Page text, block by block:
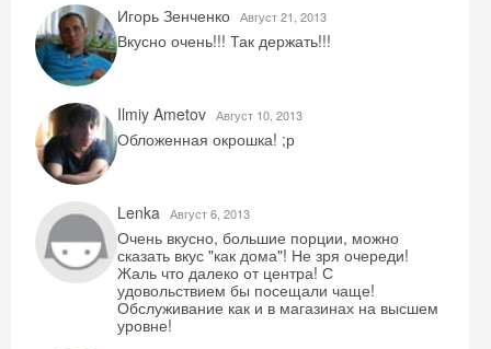
Игорь Зенченко Август 21, 2013
Вкусно очень!!! Так держать!!!
Ilmiy Ametov Август 10, 2013
Обложенная окрошка! ;р
Lenka Август 6, 2013
Очень вкусно, большие порции, можно
сказать вкус "как дома"! Не зря очереди!
Жаль что далеко от центра! С
удовольствием бы посещали чаще!
Обслуживание как и в магазинах на высшем
уровне!